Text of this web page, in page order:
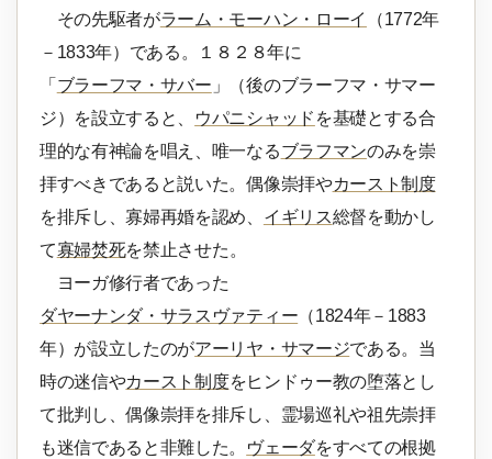
その先駆者がラーム・モーハン・ローイ
（1772年
－1833年）である。１８２８年に
「 ブラーフマ・サバー 」（後のブラーフマ・サマー
ジ）を設立すると、
ウパニシャッド を基礎とする合
理的な有神論を唱え、唯一なるブラフマンのみを崇
拝すべきであると説いた。偶像崇拝やカースト制度
を排斥し、寡婦再婚を認め、 イギリス総督を動かし
て寡婦焚死を禁止させた。
ヨーガ修行者であった
ダヤーナンダ・サラスヴァティー （1824年－1883
年）が設立したのがアーリヤ・サマージである。当
時の迷信やカースト制度をヒンドゥー教の堕落とし
て批判し、偶像崇拝を排斥し、霊場巡礼や祖先崇拝
も迷信であると非難した。
ヴェーダをすべての根拠